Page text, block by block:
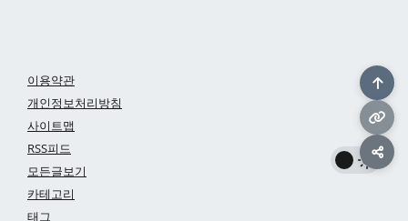
이용약관
개인정보처리방침
사이트맵
RSS피드
모든글보기
카테고리
태그